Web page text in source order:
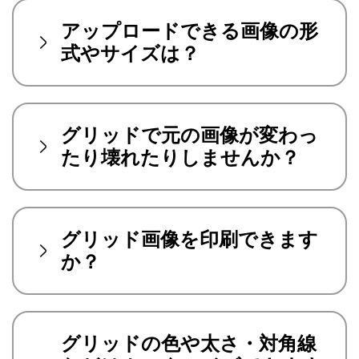
アップロードできる画像の形
式やサイズは？
グリッドで元の画像が変わっ
たり壊れたりしませんか？
グリッド画像を印刷できます
か？
グリッドの色や太さ・対角線